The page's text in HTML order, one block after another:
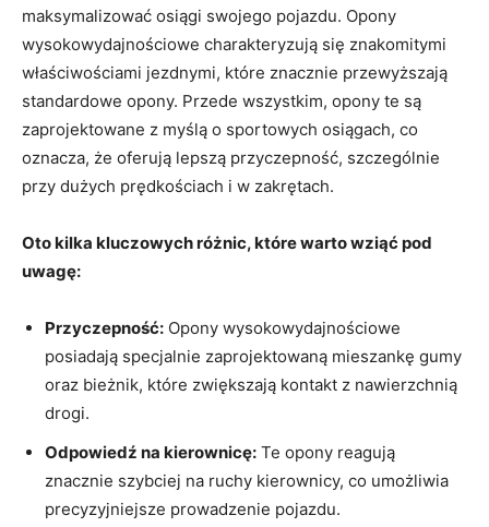
maksymalizować osiągi swojego pojazdu. Opony
wysokowydajnościowe charakteryzują się znakomitymi
właściwościami jezdnymi, które znacznie przewyższają
standardowe opony. Przede wszystkim, opony te są
zaprojektowane z myślą o sportowych osiągach, co
oznacza, że oferują lepszą przyczepność, szczególnie
przy dużych prędkościach i w zakrętach.
Oto kilka kluczowych różnic, które warto wziąć pod
uwagę:
Przyczepność: Opony wysokowydajnościowe
posiadają specjalnie zaprojektowaną mieszankę gumy
oraz bieżnik, które zwiększają kontakt z nawierzchnią
drogi.
Odpowiedź na kierownicę: Te opony reagują
znacznie szybciej na ruchy kierownicy, co umożliwia
precyzyjniejsze prowadzenie pojazdu.